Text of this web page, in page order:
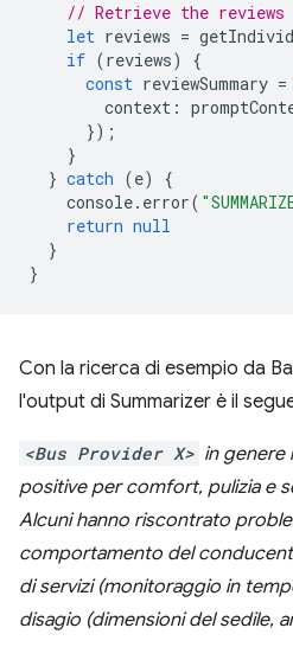
// Retrieve the reviews
let reviews =
if (reviews)
{
const reviewSummary =
context :
});
}
} catch (e)
{
console. error(
return null
}
}
Con la ricerca di esempio da
l'output di Summarizer è il
<Bus Provider X> in genere
positive per comfort, pulizia e
Alcuni hanno riscontrato
comportamento del
di servizi (monitoraggio in
disagio (dimensioni del sedile,